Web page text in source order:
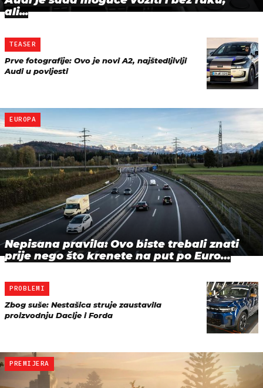
ali...
TEASER
Prve fotografije: Ovo je novi A2, najštedljiviji
Audi u povijesti
EUROPA
Nepisana pravila: Ovo biste trebali znati
prije nego što krenete na put po Euro…
PROBLEMI
Zbog suše: Nestašica struje zaustavila
proizvodnju Dacije i Forda
PREMIJERA